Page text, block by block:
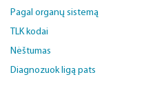
Pagal organų sistemą
TLK kodai
Nėštumas
Diagnozuok ligą pats